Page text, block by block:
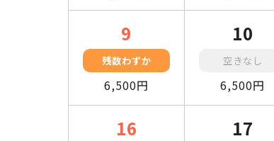
9
残数わずか
6,500円
10
空きなし
6,500円
16 17